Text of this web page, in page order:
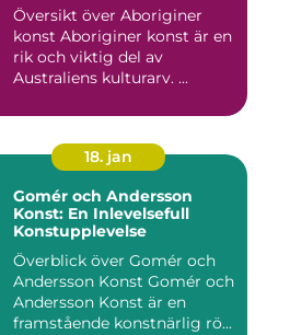
Översikt över Aboriginer
konst Aboriginer konst är en
rik och viktig del av
Australiens kulturarv. ...
18. jan
Gomér och Andersson
Konst: En Inlevelsefull
Konstupplevelse
Överblick över Gomér och
Andersson Konst Gomér och
Andersson Konst är en
framstående konstnärlig rö...